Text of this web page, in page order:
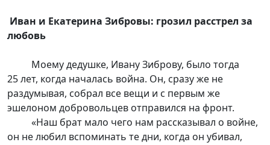
Иван и Екатерина Зибровы: грозил расстрел за
любовь
Моему дедушке, Ивану Зиброву, было тогда
25 лет, когда началась война. Он, сразу же не
раздумывая, собрал все вещи и с первым же
эшелоном добровольцев отправился на фронт.
«Наш брат мало чего нам рассказывал о войне,
он не любил вспоминать те дни, когда он убивал,